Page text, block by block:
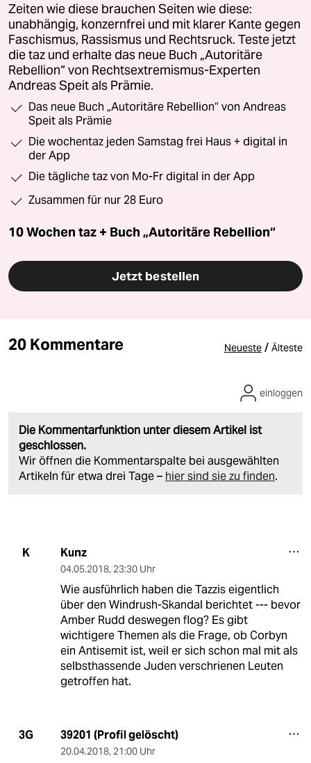
Zeiten wie diese brauchen Seiten wie diese:
unabhängig, konzernfrei und mit klarer Kante gegen
Faschismus, Rassismus und Rechtsruck. Teste jetzt
die taz und erhalte das neue Buch „Autoritäre
Rebellion“ von Rechtsextremismus-Experten
Andreas Speit als Prämie.
Das neue Buch „Autoritäre Rebellion“ von Andreas
Speit als Prämie
Die wochentaz jeden Samstag frei Haus + digital in
der App
Die tägliche taz von Mo-Fr digital in der App
Zusammen für nur 28 Euro
10 Wochen taz + Buch „Autoritäre Rebellion“
Jetzt bestellen
20 Kommentare Neueste / Älteste
Die Kommentarfunktion unter diesem Artikel ist
geschlossen.
Wir öffnen die Kommentarspalte bei ausgewählten
Artikeln für etwa drei Tage – hier sind sie zu finden.
einloggen
K Kunz
04.05.2018, 23:30 Uhr
Wie ausführlich haben die Tazzis eigentlich
über den Windrush-Skandal berichtet --- bevor
Amber Rudd deswegen flog? Es gibt
wichtigere Themen als die Frage, ob Corbyn
ein Antisemit ist, weil er sich schon mal mit als
selbsthassende Juden verschrienen Leuten
getroffen hat.
3G 39201 (Profil gelöscht)
20.04.2018, 21:00 Uhr